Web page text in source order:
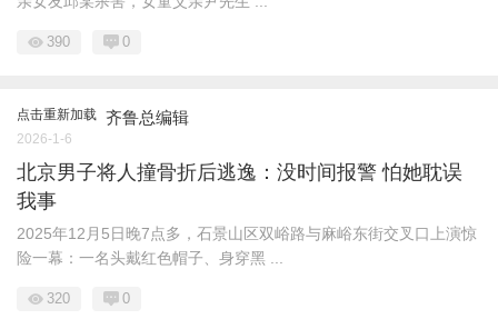
390 0
点击重新加载 齐鲁总编辑
2026-1-6
北京男子将人撞骨折后逃逸：没时间报警 怕她耽误
我事
2025年12月5日晚7点多，石景山区双峪路与麻峪东街交叉口上演惊
险一幕：一名头戴红色帽子、身穿黑 ...
320 0